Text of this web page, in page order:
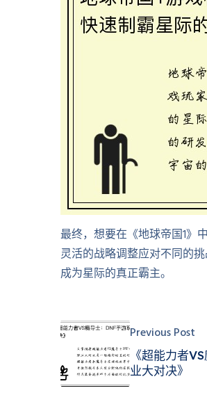
最终，想要在《地球帝国1》
灵活的战略调整应对不同的
成为星际的真正霸主。
Previous Post
《超能力者
业大对决》